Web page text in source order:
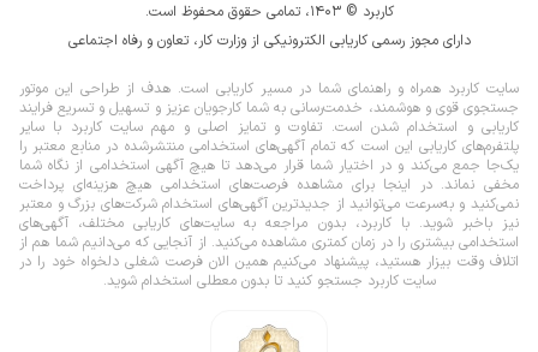
کاربرد © ۱۴۰۳، تمامی حقوق محفوظ است.
دارای مجوز رسمی کاریابی الکترونیکی از وزارت کار، تعاون و رفاه اجتماعی
سایت کاربرد همراه و راهنمای شما در مسیر کاریابی است. هدف از طراحی این موتور
جستجوی قوی و هوشمند، خدمت‌رسانی به شما کارجویان عزیز و تسهیل و تسریع فرایند
کاریابی و استخدام شدن است. تفاوت و تمایز اصلی و مهم سایت کاربرد با سایر
پلتفرم‌های کاریابی این است که تمام آگهی‌های استخدامی منتشرشده در منابع معتبر را
یک‌‌جا جمع می‌کند و در اختیار شما قرار می‌‌‌دهد تا هیچ آگهی استخدامی از نگاه شما
مخفی نماند.در اینجا برای مشاهده فرصت‌های استخدامی هیچ هزینه‌ای پرداخت
نمی‌کنید و به‌سرعت می‌توانید از جدیدترین آگهی‌های استخدام شرکت‌های بزرگ و معتبر
نیز باخبر شوید. با کاربرد، بدون مراجعه به سایت‌های کاریابی مختلف، آگهی‌های
استخدامی بیشتری را در زمان کمتری مشاهده می‌کنید. از آنجایی که می‌دانیم شما هم از
اتلاف وقت بیزار هستید، پیشنهاد می‌کنیم همین الان فرصت شغلی دلخواه خود را در
سایت کاربرد جستجو کنید تا بدون معطلی استخدام شوید.